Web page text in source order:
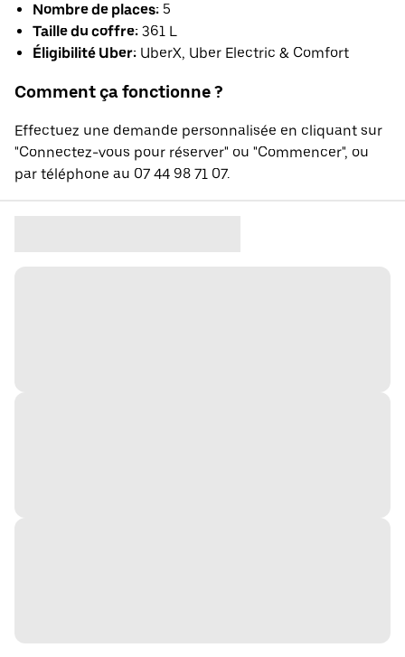
Nombre de places: 5
Taille du coffre: 361 L
Éligibilité Uber: UberX, Uber Electric & Comfort
Comment ça fonctionne ?
Effectuez une demande personnalisée en cliquant sur
"Connectez-vous pour réserver" ou "Commencer", ou
par téléphone au 07 44 98 71 07.